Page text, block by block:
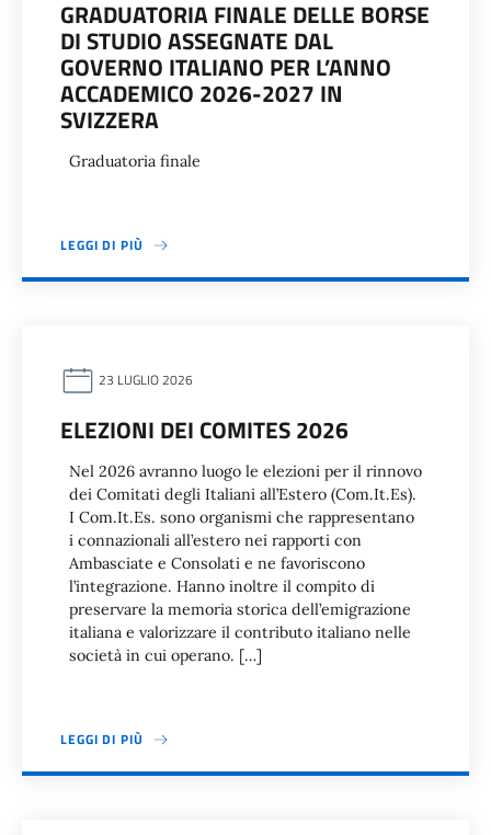
GRADUATORIA FINALE DELLE BORSE
DI STUDIO ASSEGNATE DAL
GOVERNO ITALIANO PER L’ANNO
ACCADEMICO 2026-2027 IN
SVIZZERA
Graduatoria finale
LEGGI DI PIÙ
23 LUGLIO 2026
ELEZIONI DEI COMITES 2026
Nel 2026 avranno luogo le elezioni per il rinnovo
dei Comitati degli Italiani all’Estero (Com.It.Es).
I Com.It.Es. sono organismi che rappresentano
i connazionali all’estero nei rapporti con
Ambasciate e Consolati e ne favoriscono
l’integrazione. Hanno inoltre il compito di
preservare la memoria storica dell’emigrazione
italiana e valorizzare il contributo italiano nelle
società in cui operano. […]
LEGGI DI PIÙ